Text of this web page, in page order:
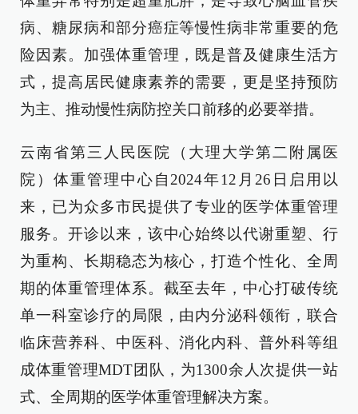
病、糖尿病和部分癌症等慢性病非常重要的危
险因素。加强体重管理，既是普及健康生活方
式，提高居民健康素养的需要，更是坚持预防
为主、推动慢性病防控关口前移的必要举措。
云南省第三人民医院（大理大学第二附属医
院）体重管理中心自2024年12月26日启用以
来，已为众多市民提供了专业的医学体重管理
服务。开诊以来，该中心始终以代谢重塑、行
为重构、长期稳态为核心，打造个性化、全周
期的体重管理体系。截至去年，中心打破传统
单一科室诊疗的局限，由内分泌科领衔，联合
临床营养科、中医科、消化内科、普外科等组
成体重管理MDT团队，为1300余人次提供一站
式、全周期的医学体重管理解决方案。